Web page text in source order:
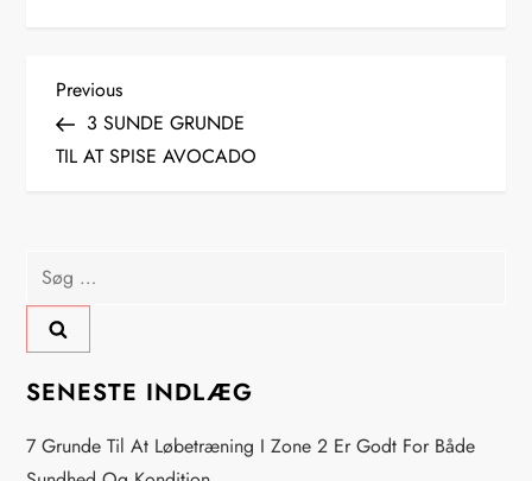
I
n
l
æ
g
s
Previous
Post
Previous
3 SUNDE GRUNDE
TIL AT SPISE AVOCADO
Søg
efter:
SENESTE INDLÆG
7 Grunde Til At Løbetræning I Zone 2 Er Godt For Både